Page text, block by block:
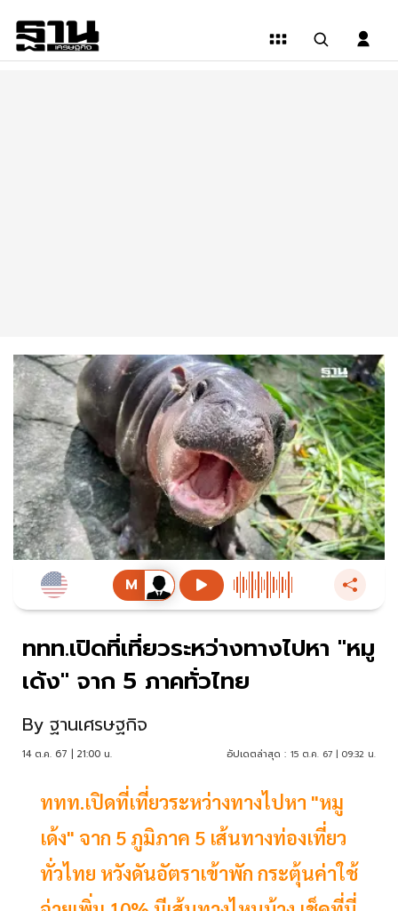
ททท.เปิดที่เที่ยวระหว่างทางไปหา "หมู
เด้ง" จาก 5 ภาคทั่วไทย
By ฐานเศรษฐกิจ
14 ต.ค. 67 | 21:00 น. อัปเดตล่าสุด : 15 ต.ค. 67 | 09:32 น.
ททท.เปิดที่เที่ยวระหว่างทางไปหา "หมู
เด้ง" จาก 5 ภูมิภาค 5 เส้นทางท่องเที่ยว
ทั่วไทย หวังดันอัตราเข้าพัก กระตุ้นค่าใช้